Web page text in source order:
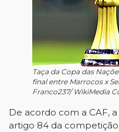
Taça da Copa das
final entre Marrocos x
Franco237/ WikiMedia
De acordo com a CAF,
artigo 84 da